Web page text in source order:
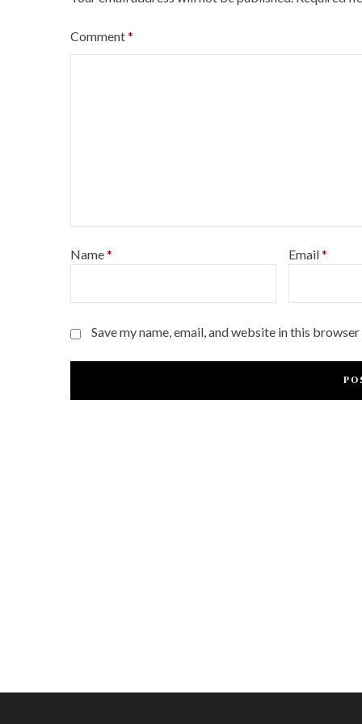
Comment*
Name* Email*
Save my name, email, and website in this